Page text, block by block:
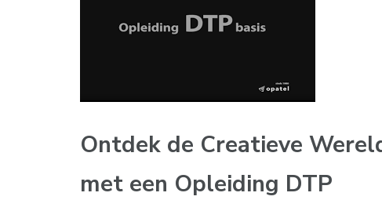
Ontdek de Creatieve
met een Opleiding DTP